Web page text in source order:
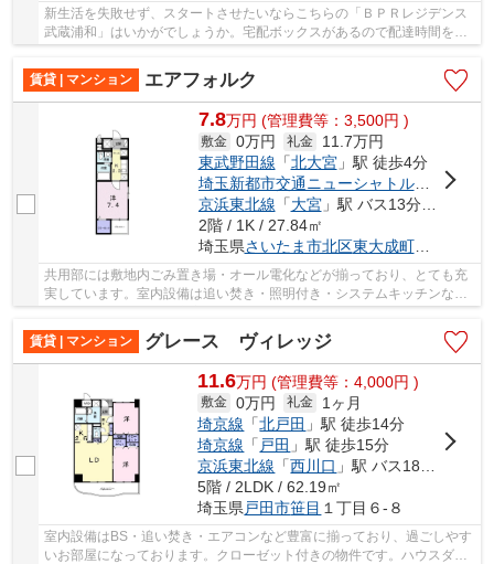
新生活を失敗せず、スタートさせたいならこちらの「ＢＰＲレジデンス
武蔵浦和」はいかがでしょうか。宅配ボックスがあるので配達時間を気
賃貸 | マンション
エアフォルク
7.8万円 (管理費等：3,500円 )
敷金 0万円 礼金
11.7万円
東武野田線 「北大宮」駅 徒歩4分
埼玉新都市交通ニューシャトル
「
鉄道博
京浜東北線 「大宮」駅 バス13分 「北大宮駅入口」 停歩1分
2階 / 1K / 27.84㎡
埼玉県さいたま市北区東大成町１丁目４
共用部には敷地内ごみ置き場・オール電化などが揃っており、とても充
実しています。室内設備は追い焚き・照明付き・システムキッチンなど
賃貸 | マンション
グレース ヴィレッジ
11.6万円 (管理費等：4,000円 )
敷金 0万円 礼金
1ヶ月
埼京線 「北戸田 」駅 徒歩14分
埼京線 「 戸田 」駅 徒歩15分
京浜東北線 「西川口 」駅 バス18分 「山宮橋」 停歩6分
5階 / 2LDK / 62.19㎡
埼玉県 戸田市笹目 １丁目６-８
室内設備はBS・追い焚き・エアコンなど豊富に揃っており、過ごしやす
いお部屋になっております。クローゼット付きの物件です。ハウスダス